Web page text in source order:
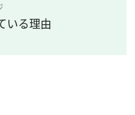
いる理由